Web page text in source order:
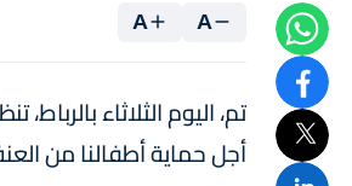
A
A
تم، اليوم الثلاثاء
أجل حماية أطفالنا من